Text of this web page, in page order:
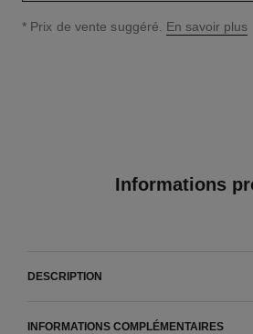
↩
* Prix de vente suggéré. En savoir plus
Informations
DESCRIPTION
INFORMATIONS COMPLÉMENTAIRES